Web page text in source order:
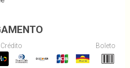
Crédito Boleto